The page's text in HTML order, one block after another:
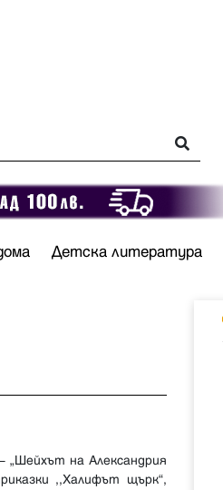
Детска литература
„Шейхът на Александрия
,,Халифът щърк“,